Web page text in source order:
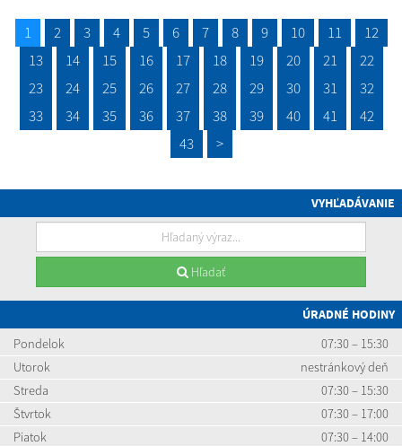
1 2 3 4 5 6 7 8 9 10 11
12
13
14 15 16 17 18 19 20 21
22
23
24 25 26 27 28 29 30 31
32
33
34 35 36 37 38 39 40 41
42
43
>
VYHĽADÁVANIE
Hľadať
ÚRADNÉ HODINY
Pondelok
07:30 – 15:30
Utorok
nestránkový deň
Streda
07:30 – 15:30
Štvrtok
07:30 – 17:00
Piatok
07:30 – 14:00